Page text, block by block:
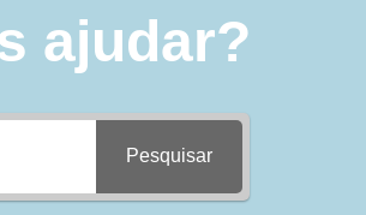
ajudar?
Pesquisar